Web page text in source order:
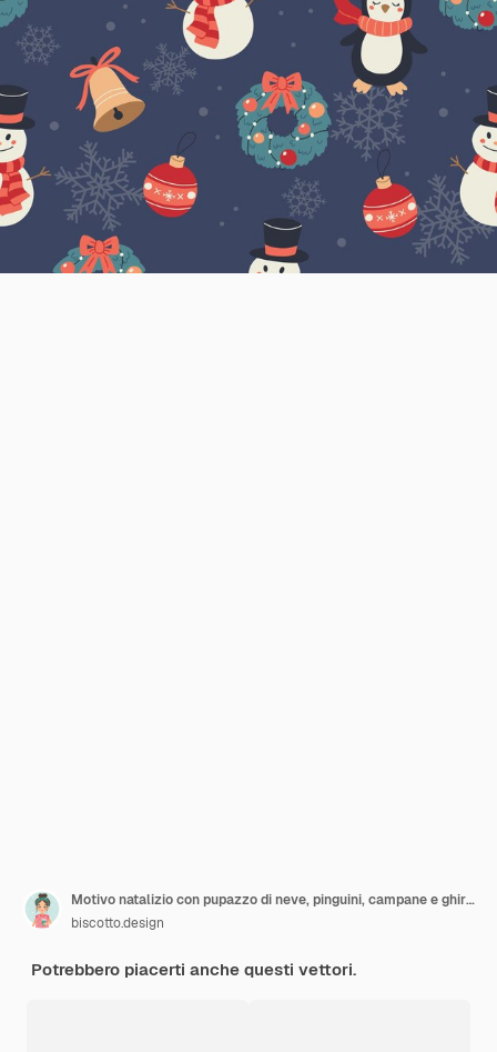
Motivo natalizio con pupazzo di neve, pinguini, campane e ghirlande. Sfondo festivo con elementi disegnati a mano, illustrazione vettoriale
biscotto.design
Potrebbero piacerti anche questi vettori.